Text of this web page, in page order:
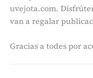
uvejota.com.
van a regalar
Gracias a todes por